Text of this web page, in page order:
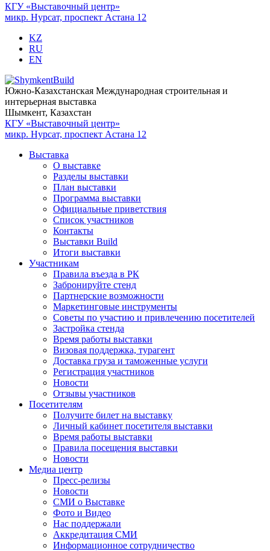
КГУ «Выставочный центр»
микр. Нурсат, проспект Астана 12
KZ
RU
EN
Южно-Казахстанская Международная строительная и
интерьерная выставка
Шымкент, Казахстан
КГУ «Выставочный центр»
микр. Нурсат, проспект Астана 12
Выставка
О выставке
Разделы выставки
План выставки
Программа выставки
Официальные приветствия
Cписок участников
Контакты
Выставки Build
Итоги выставки
Участникам
Правила въезда в РК
Забронируйте стенд
Партнерские возможности
Маркетинговые инструменты
Советы по участию и привлечению посетителей
Застройка стенда
Время работы выставки
Визовая поддержка, турагент
Доставка груза и таможенные услуги
Регистрация участников
Новости
Отзывы участников
Посетителям
Получите билет на выставку
Личный кабинет посетителя выставки
Время работы выставки
Правила посещения выставки
Новости
Медиа центр
Пресс-релизы
Новости
СМИ о Выставке
Фото и Видео
Нас поддержали
Аккредитация СМИ
Информационное сотрудничество